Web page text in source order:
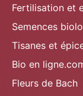
Fertilisation et
Semences
Tisanes et
Bio en
Fleurs de Bach